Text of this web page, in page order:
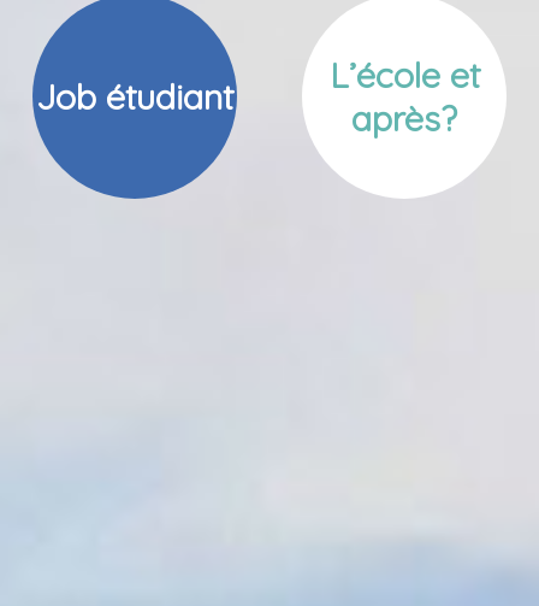
Job étudiant
L’école et
après?